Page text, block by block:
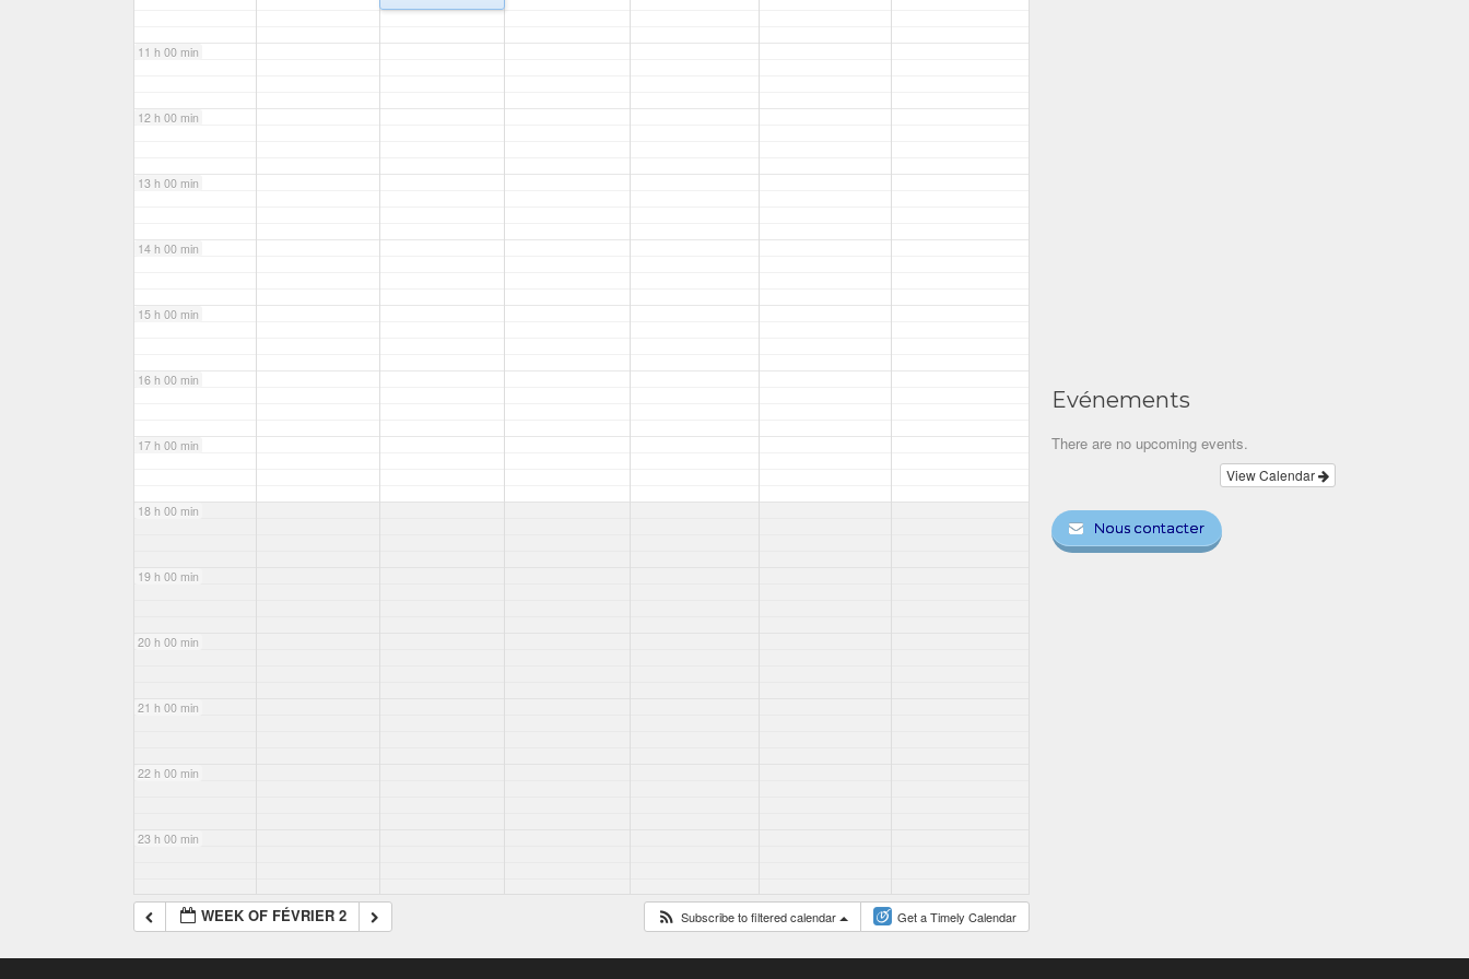
11 h 00 min
12 h 00 min
13 h 00 min
14 h 00 min
15 h 00 min
16 h 00 min
17 h 00 min
18 h 00 min
19 h 00 min
20 h 00 min
21 h 00 min
22 h 00 min
23 h 00 min
WEEK OF FÉVRIER 2 Subscribe to filtered calendar Get a Timely Calendar
Evénements
There are no upcoming events.
View Calendar
Nous contacter